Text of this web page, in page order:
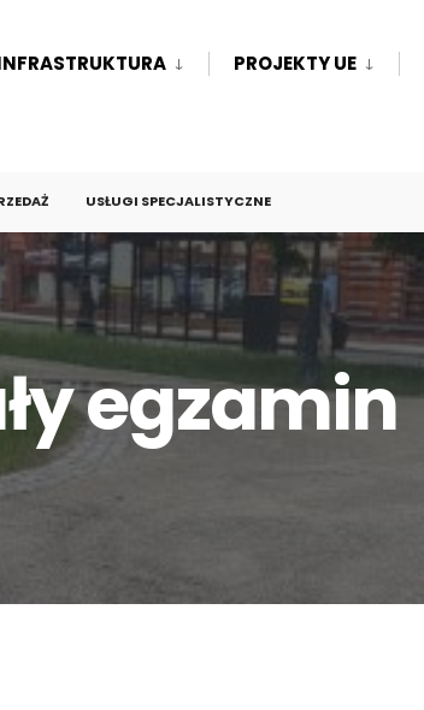
PROJEKTY UE
USŁUGI SPECJALISTYCZNE
egzamin